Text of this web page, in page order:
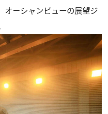
ーシャンビューの展望ジ